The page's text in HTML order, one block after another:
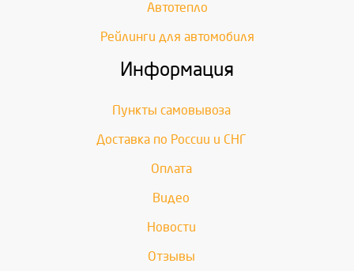
Автотепло
Рейлинги для автомобиля
Информация
Пункты самовывоза
Доставка по России и СНГ
Оплата
Видео
Новости
Отзывы